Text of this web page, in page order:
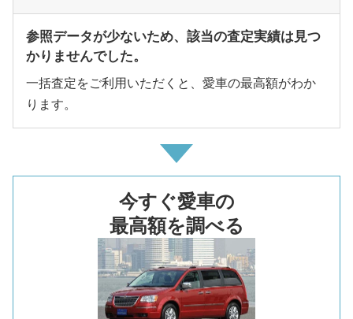
参照データが少ないため、該当の査定実績は見つ
かりませんでした。
一括査定をご利用いただくと、愛車の最高額がわか
ります。
今すぐ愛車の
最高額を調べる